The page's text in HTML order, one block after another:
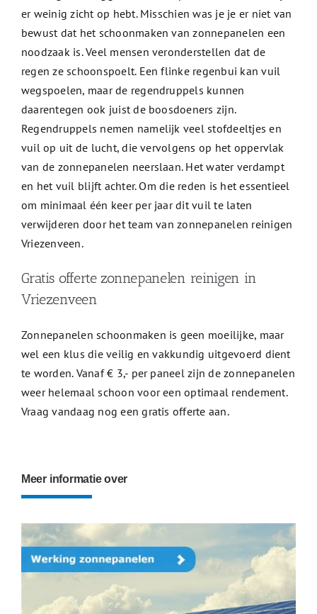
er weinig zicht op hebt. Misschien was je je er niet van
bewust dat het schoonmaken van zonnepanelen een
noodzaak is. Veel mensen veronderstellen dat de
regen ze schoonspoelt. Een flinke regenbui kan vuil
wegspoelen, maar de regendruppels kunnen
daarentegen ook juist de boosdoeners zijn.
Regendruppels nemen namelijk veel stofdeeltjes en
vuil op uit de lucht, die vervolgens op het oppervlak
van de zonnepanelen neerslaan. Het water verdampt
en het vuil blijft achter. Om die reden is het essentieel
om minimaal één keer per jaar dit vuil te laten
verwijderen door het team van zonnepanelen reinigen
Vriezenveen.
Gratis offerte zonnepanelen reinigen in
Vriezenveen
Zonnepanelen schoonmaken is geen moeilijke, maar
wel een klus die veilig en vakkundig uitgevoerd dient
te worden. Vanaf € 3,- per paneel zijn de zonnepanelen
weer helemaal schoon voor een optimaal rendement.
Vraag vandaag nog een gratis offerte aan.
Meer informatie over